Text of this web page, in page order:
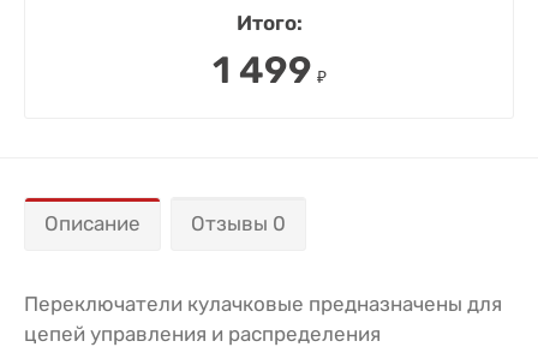
Итого:
1 499 ₽
Описание Отзывы 0
Переключатели кулачковые предназначены для
цепей управления и распределения